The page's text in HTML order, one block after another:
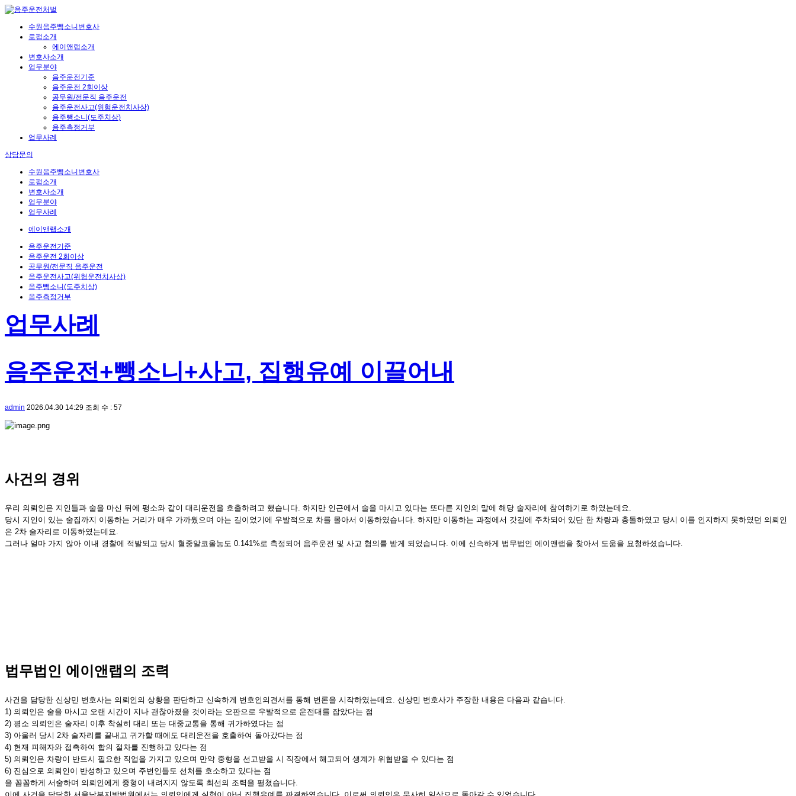
수원음주뺑소니변호사
로펌소개
에이앤랩소개
변호사소개
업무분야
음주운전기준
음주운전 2회이상
공무원/전문직 음주운전
음주운전사고(위험운전치사상)
음주뺑소니(도주치상)
음주측정거부
업무사례
상담문의
수원음주뺑소니변호사
로펌소개
변호사소개
업무분야
업무사례
에이앤랩소개
음주운전기준
음주운전 2회이상
공무원/전문직 음주운전
음주운전사고(위험운전치사상)
음주뺑소니(도주치상)
음주측정거부
업무사례
음주운전+뺑소니+사고, 집행유예 이끌어내
admin 2026.04.30 14:29 조회 수 : 57
사건의 경위
우리 의뢰인은 지인들과 술을 마신 뒤에 평소와 같이 대리운전을 호출하려고 했습니다. 하지만 인근에서 술을 마시고 있다는 또다른 지인의 말에 해당 술자리에 참여하기로 하였는데요.
당시 지인이 있는 술집까지 이동하는 거리가 매우 가까웠으며 아는 길이었기에 우발적으로 차를 몰아서 이동하였습니다. 하지만 이동하는 과정에서 갓길에 주차되어 있단 한 차량과 충돌하였고 당시 이를 인지하지 못하였던 의뢰인
은 2차 술자리로 이동하였는데요.
그러나 얼마 가지 않아 이내 경찰에 적발되고 당시 혈중알코올농도 0.141%로 측정되어 음주운전 및 사고 혐의를 받게 되었습니다. 이에 신속하게 법무법인 에이앤랩을 찾아서 도움을 요청하셨습니다.
법무법인 에이앤랩의 조력
사건을 담당한 신상민 변호사는 의뢰인의 상황을 판단하고 신속하게 변호인의견서를 통해 변론을 시작하였는데요. 신상민 변호사가 주장한 내용은 다음과 같습니다.
1) 의뢰인은 술을 마시고 오랜 시간이 지나 괜찮아졌을 것이라는 오판으로 우발적으로 운전대를 잡았다는 점
2) 평소 의뢰인은 술자리 이후 착실히 대리 또는 대중교통을 통해 귀가하였다는 점
3) 아울러 당시 2차 술자리를 끝내고 귀가할 때에도 대리운전을 호출하여 돌아갔다는 점
4) 현재 피해자와 접촉하여 합의 절차를 진행하고 있다는 점
5) 의뢰인은 차량이 반드시 필요한 직업을 가지고 있으며 만약 중형을 선고받을 시 직장에서 해고되어 생계가 위협받을 수 있다는 점
6) 진심으로 의뢰인이 반성하고 있으며 주변인들도 선처를 호소하고 있다는 점
을 꼼꼼하게 서술하며 의뢰인에게 중형이 내려지지 않도록 최선의 조력을 펼쳤습니다.